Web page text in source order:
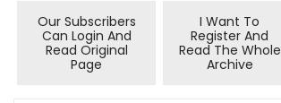
Dergi Eki
Ekonomi Eki
1994
16Our Subscribers
Can Login And
Read Original
Page
I Want To
Register And
Read The Whole
Archive